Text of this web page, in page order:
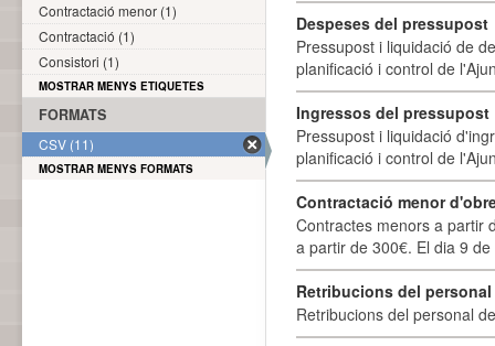
Despeses del pressupost
Pressupost i liquidació de
planificació i control de
Ingressos del pressupost
Pressupost i liquidació
planificació i control de
Contractació menor
Contractes menors a partir
a partir de 300€. El dia 9
Retribucions del
Retribucions del personal
Contractació menor (1)
Contractació (1)
Consistori (1)
MOSTRAR MENYS ETIQUETES
FORMATS
CSV (11)
MOSTRAR MENYS FORMATS